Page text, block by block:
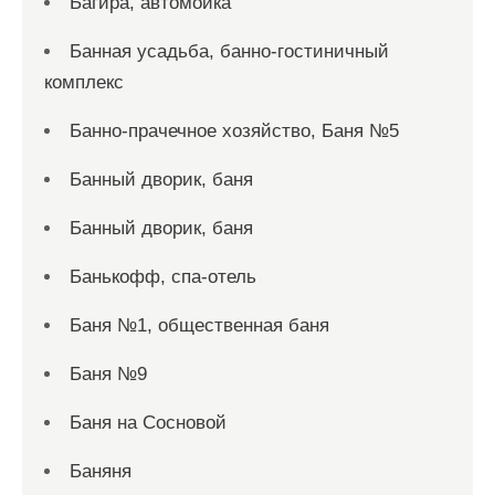
Банная усадьба, банно-гостиничный
комплекс
Банно-прачечное хозяйство, Баня №5
Банный дворик, баня
Банный дворик, баня
Банькофф, спа-отель
Баня №1, общественная баня
Баня №9
Баня на Сосновой
Баняня